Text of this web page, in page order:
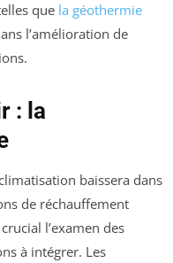
que la géothermie
l’amélioration de
: la
baissera dans
de réchauffement
l’examen des
à intégrer. Les